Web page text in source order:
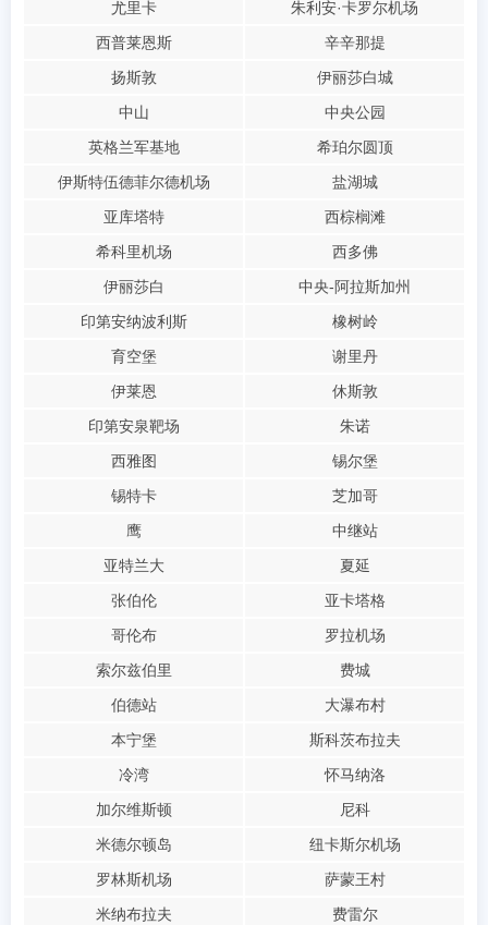
尤里卡
朱利安·卡罗尔机场
西普莱恩斯
辛辛那提
扬斯敦
伊丽莎白城
中山
中央公园
英格兰军基地
希珀尔圆顶
伊斯特伍德菲尔德机场
盐湖城
亚库塔特
西棕榈滩
希科里机场
西多佛
伊丽莎白
中央-阿拉斯加州
印第安纳波利斯
橡树岭
育空堡
谢里丹
伊莱恩
休斯敦
印第安泉靶场
朱诺
西雅图
锡尔堡
锡特卡
芝加哥
鹰
中继站
亚特兰大
夏延
张伯伦
亚卡塔格
哥伦布
罗拉机场
索尔兹伯里
费城
伯德站
大瀑布村
本宁堡
斯科茨布拉夫
冷湾
怀马纳洛
加尔维斯顿
尼科
米德尔顿岛
纽卡斯尔机场
罗林斯机场
萨蒙王村
米纳布拉夫
费雷尔